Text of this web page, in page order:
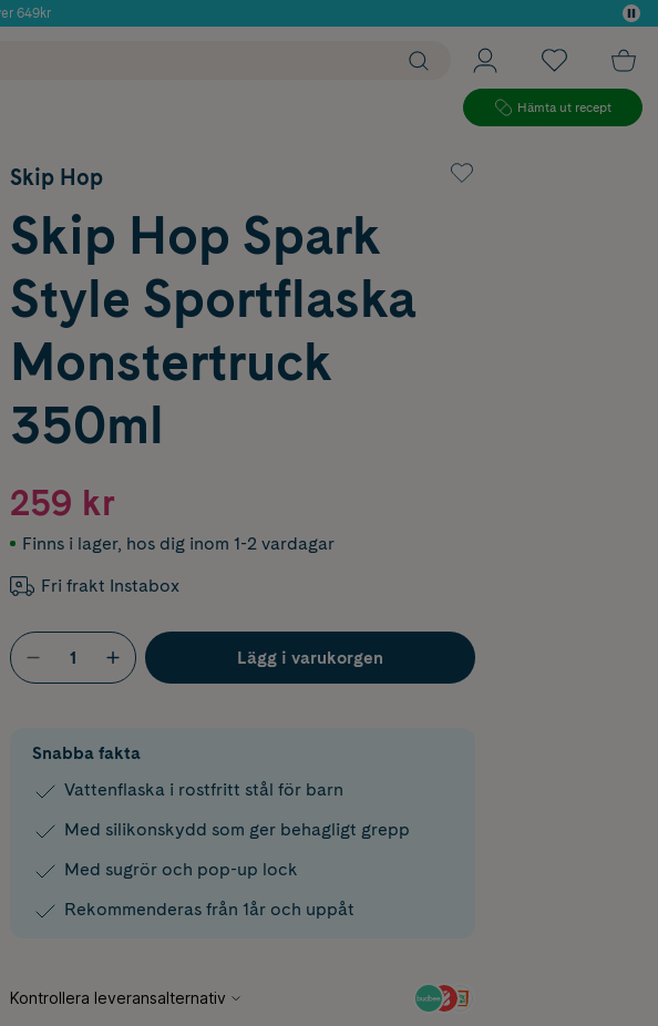
649kr
Hämta ut recept
Skip Hop
Skip Hop Spark
Style Sportflaska
Monstertruck
350ml
259 kr
Finns i lager, hos dig inom 1-2 vardagar
Fri frakt Instabox
Lägg i varukorgen
Snabba fakta
Vattenflaska i rostfritt stål för barn
Med silikonskydd som ger behagligt grepp
Med sugrör och pop-up lock
Rekommenderas från 1år och uppåt